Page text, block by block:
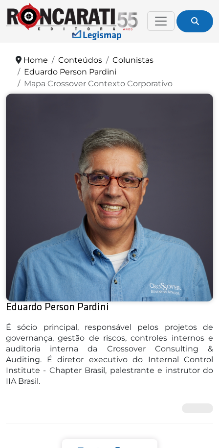
Home Conteúdos
Colunistas
Eduardo Person Pardini
Mapa Crossover Contexto Corporativo
Eduardo Person Pardini
É sócio principal, responsável pelos projetos de
governança, gestão de riscos, controles internos e
auditoria interna da Crossover Consulting &
Auditing. É diretor executivo do Internal Control
Institute - Chapter Brasil, palestrante e instrutor do
IIA Brasil.